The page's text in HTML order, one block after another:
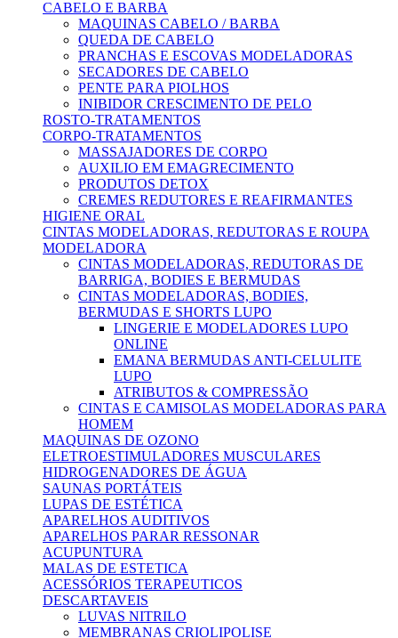
CABELO E BARBA
MAQUINAS CABELO / BARBA
QUEDA DE CABELO
PRANCHAS E ESCOVAS MODELADORAS
SECADORES DE CABELO
PENTE PARA PIOLHOS
INIBIDOR CRESCIMENTO DE PELO
ROSTO-TRATAMENTOS
CORPO-TRATAMENTOS
MASSAJADORES DE CORPO
AUXILIO EM EMAGRECIMENTO
PRODUTOS DETOX
CREMES REDUTORES E REAFIRMANTES
HIGIENE ORAL
CINTAS MODELADORAS, REDUTORAS E ROUPA
MODELADORA
CINTAS MODELADORAS, REDUTORAS DE
BARRIGA, BODIES E BERMUDAS
CINTAS MODELADORAS, BODIES,
BERMUDAS E SHORTS LUPO
LINGERIE E MODELADORES LUPO
ONLINE
EMANA BERMUDAS ANTI-CELULITE
LUPO
ATRIBUTOS & COMPRESSÃO
CINTAS E CAMISOLAS MODELADORAS PARA
HOMEM
MAQUINAS DE OZONO
ELETROESTIMULADORES MUSCULARES
HIDROGENADORES DE ÁGUA
SAUNAS PORTÁTEIS
LUPAS DE ESTÉTICA
APARELHOS AUDITIVOS
APARELHOS PARAR RESSONAR
ACUPUNTURA
MALAS DE ESTETICA
ACESSÓRIOS TERAPEUTICOS
DESCARTAVEIS
LUVAS NITRILO
MEMBRANAS CRIOLIPOLISE